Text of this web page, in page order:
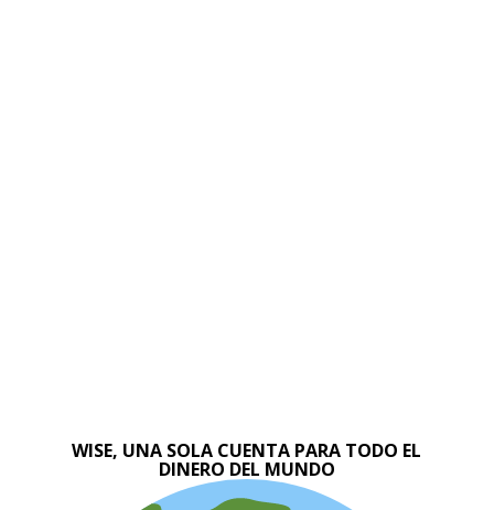
WISE, UNA SOLA CUENTA PARA TODO EL
DINERO DEL MUNDO